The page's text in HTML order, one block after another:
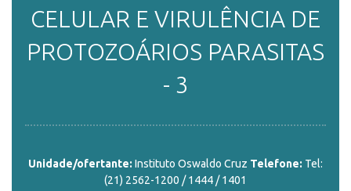
SOBRE
CELULAR E VIRULÊNCIA DE
PROTOZOÁRIOS PARASITAS
- 3
Unidade/ofertante: Instituto Oswaldo Cruz Telefone: Tel:
(21) 2562-1200 / 1444 / 1401